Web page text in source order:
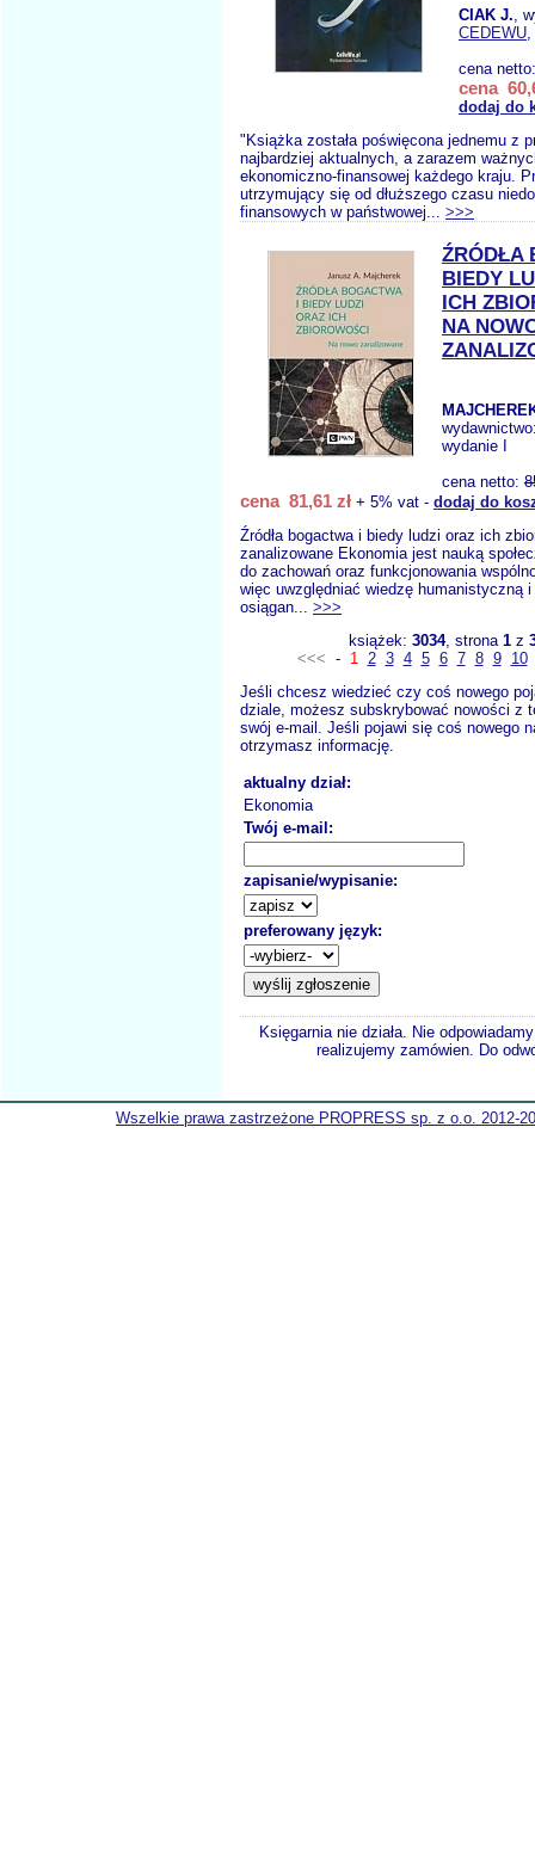
CIAK J.,
CEDEWU,
cena
cena
dodaj do
"Książka została poświęcona jednemu z
najbardziej aktualnych, a zarazem
ekonomiczno-finansowej każdego kraju.
utrzymujący się od dłuższego czasu
finansowych w państwowej... >>>
ŹRÓDŁA
BIEDY
ICH
NA
wydanie I
cena netto:
cena 81,61 zł + 5% vat - dodaj do
Źródła bogactwa i biedy ludzi oraz ich
zanalizowane Ekonomia jest nauką
do zachowań oraz funkcjonowania
więc uwzględniać wiedzę humanistyczną i
osiągan... >>>
książek: 3034, strona 1z
<<< - 1 2 3 4 5 6 7 8 9
10
Jeśli chcesz wiedzieć czy coś nowego
dziale, możesz subskrybować nowości z
swój e-mail. Jeśli pojawi się coś nowego
otrzymasz informację.
aktualny dział:
Ekonomia
Twój e-mail:
zapisanie/wypisanie:
preferowany język:
Księgarnia nie działa. Nie
realizujemy zamówien. Do
Wszelkie prawa zastrzeżone PROPRESS sp. z o.o. 2012-